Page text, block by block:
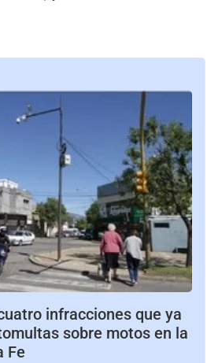
infracciones que ya
sobre motos en la
Fe